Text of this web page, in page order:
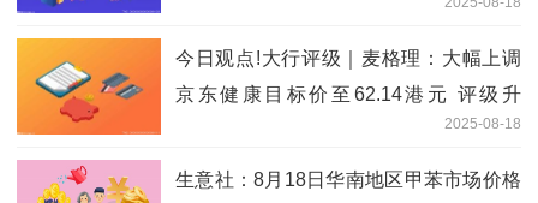
今日观点!大行评级｜麦格理：大幅上调
京东健康目标价至62.14港元 评级升
2025-08-18
生意社：8月18日华南地区甲苯市场价格